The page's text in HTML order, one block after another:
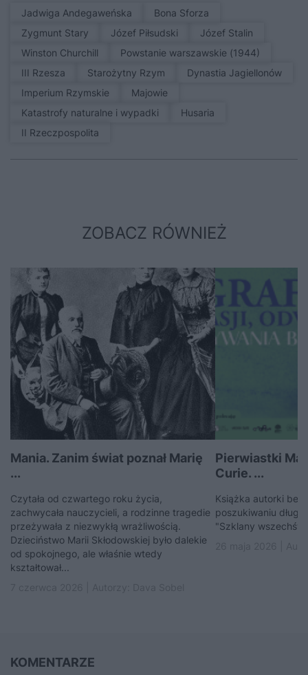
Jadwiga Andegaweńska
Bona Sforza
Zygmunt Stary
Józef Piłsudski
Józef Stalin
Winston Churchill
Powstanie warszawskie (1944)
III Rzesza
Starożytny Rzym
Dynastia Jagiellonów
Imperium Rzymskie
Majowie
Katastrofy naturalne i wypadki
Husaria
II Rzeczpospolita
ZOBACZ RÓWNIEŻ
Mania. Zanim świat poznał Marię
...
Czytała od czwartego roku życia,
zachwycała nauczycieli, a rodzinne tragedie
przeżywała z niezwykłą wrażliwością.
Dzieciństwo Marii Skłodowskiej było dalekie
od spokojnego, ale właśnie wtedy
kształtował...
Pierwiastki
Curie. ...
Książka autorki
poszukiwaniu
"Szklany
KOMENTARZE